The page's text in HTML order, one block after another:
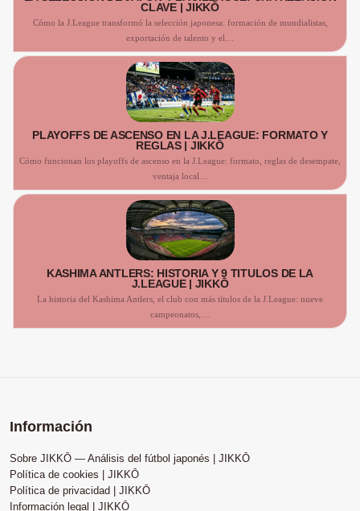
CLAVE | JIKKŌ
Cómo la J.League transformó la selección japonesa: formación de mundialistas,
exportación de talento y el…
PLAYOFFS DE ASCENSO EN LA J.LEAGUE: FORMATO Y
REGLAS | JIKKŌ
Cómo funcionan los playoffs de ascenso en la J.League: formato, reglas de desempate,
ventaja local…
KASHIMA ANTLERS: HISTORIA Y 9 TÍTULOS DE LA
J.LEAGUE | JIKKŌ
La historia del Kashima Antlers, el club con más títulos de la J.League: nueve
campeonatos,…
Información
Sobre JIKKŌ — Análisis del fútbol japonés | JIKKŌ
Política de cookies | JIKKŌ
Política de privacidad | JIKKŌ
Información legal | JIKKŌ